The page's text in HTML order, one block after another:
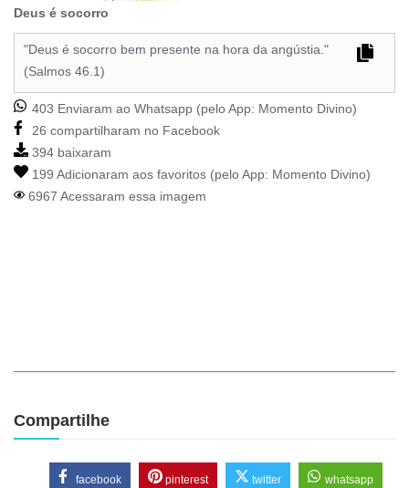
Deus é socorro
"Deus é socorro bem presente na hora da angústia."
(Salmos 46.1)
403 Enviaram ao Whatsapp (pelo App: Momento Divino)
26 compartilharam no Facebook
394 baixaram
199 Adicionaram aos favoritos (pelo App: Momento Divino)
6967 Acessaram essa imagem
Compartilhe
facebook pinterest twitter whatsapp